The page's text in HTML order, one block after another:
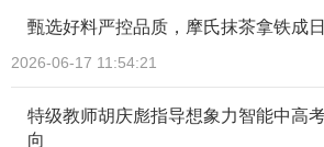
甄选好料严控品质，摩氏抹茶拿铁成
2026-06-17 11:54:21
特级教师胡庆彪指导想象力智能中高
向